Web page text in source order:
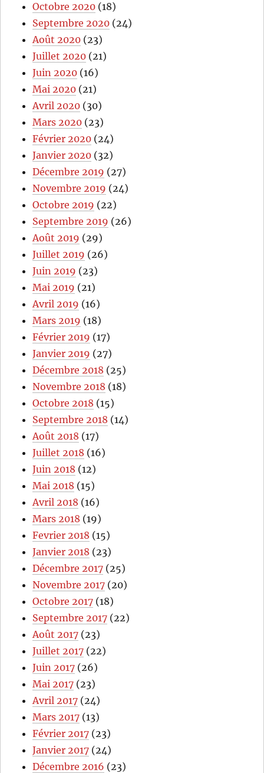
Octobre 2020 (18)
Septembre 2020 (24)
Août 2020 (23)
Juillet 2020 (21)
Juin 2020 (16)
Mai 2020 (21)
Avril 2020 (30)
Mars 2020 (23)
Février 2020 (24)
Janvier 2020 (32)
Décembre 2019 (27)
Novembre 2019 (24)
Octobre 2019 (22)
Septembre 2019 (26)
Août 2019 (29)
Juillet 2019 (26)
Juin 2019 (23)
Mai 2019 (21)
Avril 2019 (16)
Mars 2019 (18)
Février 2019 (17)
Janvier 2019 (27)
Décembre 2018 (25)
Novembre 2018 (18)
Octobre 2018 (15)
Septembre 2018 (14)
Août 2018 (17)
Juillet 2018 (16)
Juin 2018 (12)
Mai 2018 (15)
Avril 2018 (16)
Mars 2018 (19)
Fevrier 2018 (15)
Janvier 2018 (23)
Décembre 2017 (25)
Novembre 2017 (20)
Octobre 2017 (18)
Septembre 2017 (22)
Août 2017 (23)
Juillet 2017 (22)
Juin 2017 (26)
Mai 2017 (23)
Avril 2017 (24)
Mars 2017 (13)
Février 2017 (23)
Janvier 2017 (24)
Décembre 2016 (23)